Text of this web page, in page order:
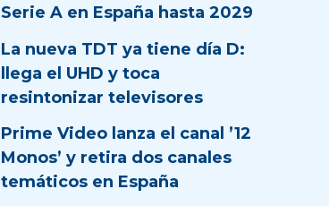
Serie A en España hasta 2029
La nueva TDT ya tiene día D:
llega el UHD y toca
resintonizar televisores
Prime Video lanza el canal ’12
Monos’ y retira dos canales
temáticos en España